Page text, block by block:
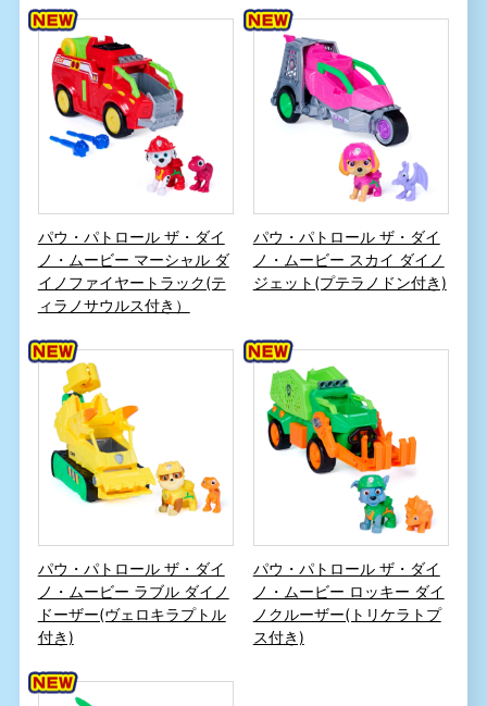
パウ・パトロール ザ・ダイ
ノ・ムービー マーシャル ダ
イノファイヤートラック(テ
ィラノサウルス付き）
パウ・パトロール ザ・ダイ
ノ・ムービー スカイ ダイノ
ジェット(プテラノドン付き)
パウ・パトロール ザ・ダイ
ノ・ムービー ラブル ダイノ
ドーザー(ヴェロキラプトル
付き)
パウ・パトロール ザ・ダイ
ノ・ムービー ロッキー ダイ
ノクルーザー(トリケラトプ
ス付き)